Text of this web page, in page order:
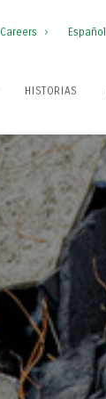
Careers Español
HISTORIAS